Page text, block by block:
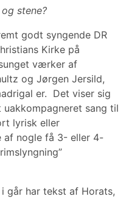
stene?
godt syngende DR
Kirke på
værker af
og Jørgen Jersild,
er. Det viser sig
sang til
lyrisk eller
af nogle få 3- eller 4-
går har tekst af Horats,